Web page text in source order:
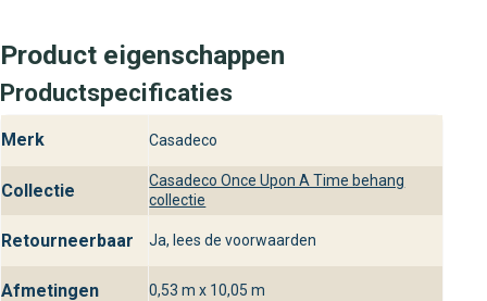
serie combineert modern design met tijdloze elementen.
Pois is een schitterend voorbeeld van deze collectie
dankzij het subtiele stippenpatroon en de rustgevende
uitstraling. Kies voor Once Upon A Time als je op zoek
een stijlvolle upgrade geeft.
Praktische kenmerken van Pois
Pois is uitgevoerd in hoogwaardig vliesbehang dat je
Product eigenschappen
Productspecificaties
Merk Casadeco
Collectie
Casadeco Once Upon A Time behang
collectie
Retourneerbaar Ja, lees de voorwaarden
Afmetingen 0,53 m x 10,05 m